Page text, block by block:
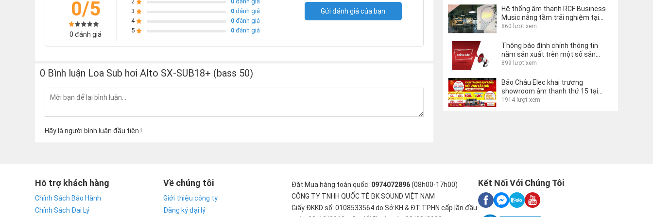
loa phù hợp với nhiều không gian khác nhau. Alto SX-SUB18+ sở hữu thiết kế bass mặt, phần củ loa nằm trong
0/5
0 đánh giá
3
0đánh giá
4
0đánh giá
5
0đánh giá
Gửi đánh giá của bạn
0 Bình luận Loa Sub hơi Alto SX-SUB18+ (bass 50)
Hãy là người bình luận đầu tiên !
Hệ thống âm thanh RCF Business
Music nâng tầm trải nghiệm tại
Lecco Hostel, Ý
860 lượt xem
Thông báo đính chính thông tin
năm sản xuất trên một số sản
phẩm
899 lượt xem
Bảo Châu Elec khai trương
showroom âm thanh thứ 15 tại
Buôn Ma Thuột
1914 lượt xem
Hỗ trợ khách hàng
Chính Sách Bảo Hành
Chính Sách Đại Lý
Về chúng tôi
Giới thiệu công ty
Đăng ký đại lý
Đặt Mua hàng toàn quốc: 0974072896(08h00-17h00)
CÔNG TY TNHH QUỐC TÊ BK SOUND VIỆT NAM
Giấy ĐKKD số: 0108533564 do Sở KH & ĐT TPHN cấp lần đầu
Kết Nối Với Chúng Tôi